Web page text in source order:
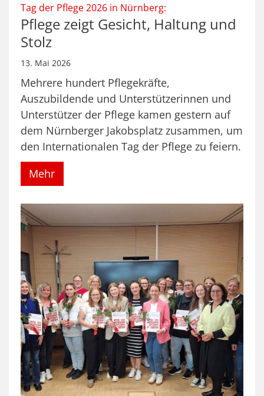
Tag der Pflege 2026 in Nürnberg:
Pflege zeigt Gesicht, Haltung und
Stolz
13. Mai 2026
Mehrere hundert Pflegekräfte,
Auszubildende und Unterstützerinnen und
Unterstützer der Pflege kamen gestern auf
dem Nürnberger Jakobsplatz zusammen, um
den Internationalen Tag der Pflege zu feiern.
Mehr